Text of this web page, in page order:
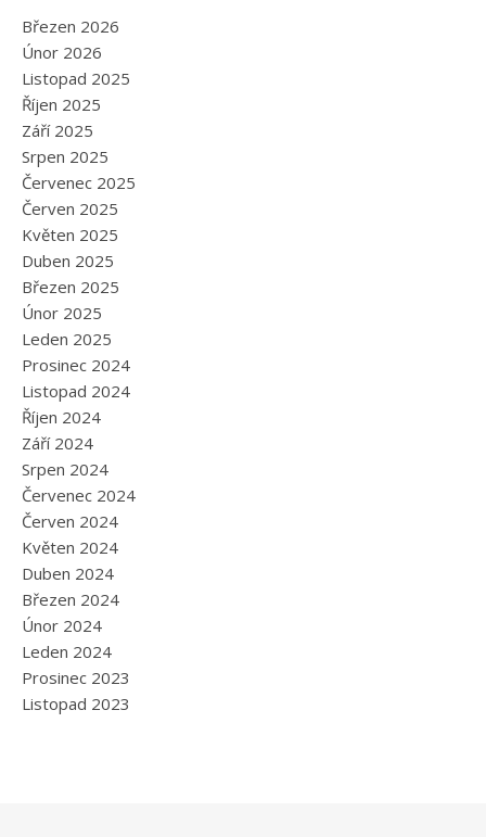
Březen 2026
Únor 2026
Listopad 2025
Říjen 2025
Září 2025
Srpen 2025
Červenec 2025
Červen 2025
Květen 2025
Duben 2025
Březen 2025
Únor 2025
Leden 2025
Prosinec 2024
Listopad 2024
Říjen 2024
Září 2024
Srpen 2024
Červenec 2024
Červen 2024
Květen 2024
Duben 2024
Březen 2024
Únor 2024
Leden 2024
Prosinec 2023
Listopad 2023